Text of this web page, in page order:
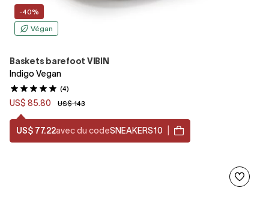
-40%
Végan
Baskets barefoot VIBIN
Indigo Vegan
(4)
US$ 85.80 US$ 143
US$ 77.22avec du codeSNEAKERS10